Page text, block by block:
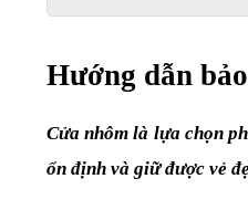
Hướng dẫn
Cửa nhôm là lựa chọn
ổn định và giữ được vẻ